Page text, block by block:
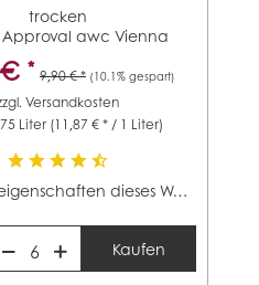
trocken
Approval awc Vienna
(Jahrgang...
* 9,90 € * (10.1% gespart)
Versandkosten
Liter (11,87 € * / 1 Liter)
Charaktereigenschaften dieses Weines: Im Glas zeigt sich...
6 Kaufen